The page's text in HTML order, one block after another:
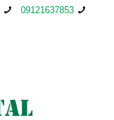
09121637853